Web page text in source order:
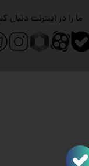
ما را در اینترنت دنبال